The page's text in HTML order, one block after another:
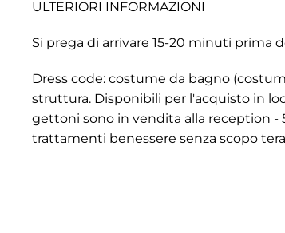
ULTERIORI INFORMAZIONI
Si prega di arrivare 15-20 minuti prima
Dress code: costume da bagno
struttura. Disponibili per l'acquisto in
gettoni sono in vendita alla reception -
trattamenti benessere senza scopo